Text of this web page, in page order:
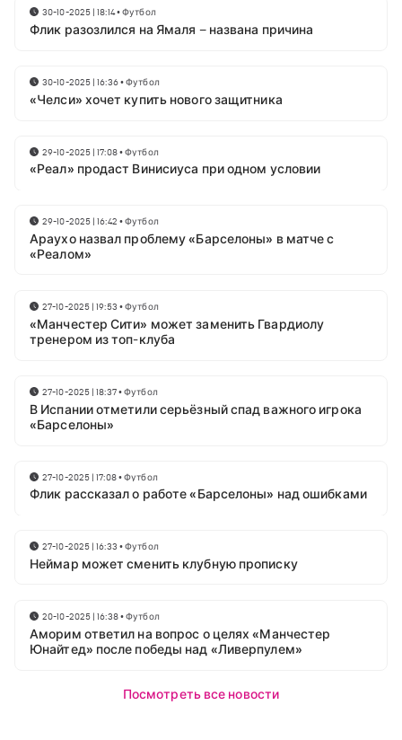
30-10-2025 | 18:14•Футбол
Флик разозлился на Ямаля – названа причина
30-10-2025 | 16:36•Футбол
«Челси» хочет купить нового защитника
29-10-2025 | 17:08•Футбол
«Реал» продаст Винисиуса при одном условии
29-10-2025 | 16:42 •Футбол
Араухо назвал проблему «Барселоны» в матче с
«Реалом»
27-10-2025 | 19:53 •Футбол
«Манчестер Сити» может заменить Гвардиолу
тренером из топ-клуба
27-10-2025 | 18:37•Футбол
В Испании отметили серьёзный спад важного игрока
«Барселоны»
27-10-2025 | 17:08•Футбол
Флик рассказал о работе «Барселоны» над ошибками
27-10-2025 | 16:33 •Футбол
Неймар может сменить клубную прописку
20-10-2025 | 16:38•Футбол
Аморим ответил на вопрос о целях «Манчестер
Юнайтед» после победы над «Ливерпулем»
Посмотреть все новости